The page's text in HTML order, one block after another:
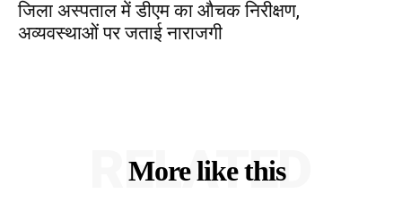
जिला अस्पताल में डीएम का औचक निरीक्षण,
अव्यवस्थाओं पर जताई नाराजगी
More like this
RELATED